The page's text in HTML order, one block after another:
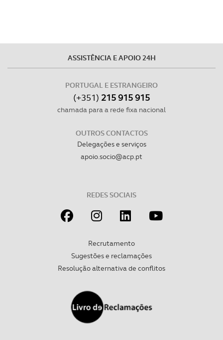
ASSISTÊNCIA E APOIO 24H
PORTUGAL E ESTRANGEIRO
(+351) 215 915 915
chamada para a rede fixa nacional
OUTROS CONTACTOS
Delegações e serviços
apoio.socio@acp.pt
REDES SOCIAIS
Recrutamento
Sugestões e reclamações
Resolução alternativa de conflitos